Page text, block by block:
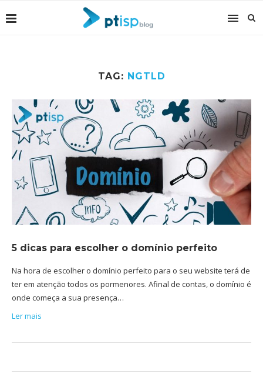
TAG: NGTLD
5 dicas para escolher o domínio perfeito
Na hora de escolher o domínio perfeito para o seu website terá de
ter em atenção todos os pormenores. Afinal de contas, o domínio é
onde começa a sua presença…
Ler mais